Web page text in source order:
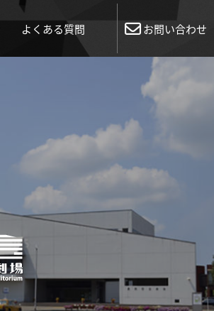
よくある質問 お問い合わせ